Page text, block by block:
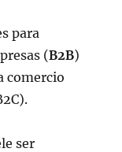
para
(B2B)
comercio
ser